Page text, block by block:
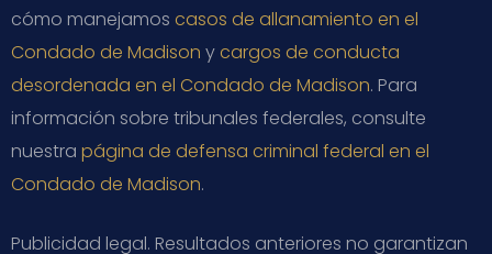
cómo manejamos casos de allanamiento en el
Condado de Madison ycargos de conducta
desordenada en el Condado de Madison. Para
información sobre tribunales federales, consulte
nuestra página de defensa criminal federal en el
Condado de Madison.
Publicidad legal. Resultados anteriores no garantizan